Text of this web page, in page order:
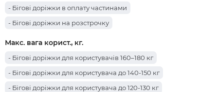
- Бігові доріжки в оплату частинами
- Бігові доріжки на розстрочку
Макс. вага корист., кг.
- Бігові доріжки для користувачів 160–180 кг
- Бігові доріжки для користувача до 140-150 кг
- Бігові доріжки для користувача до 120-130 кг